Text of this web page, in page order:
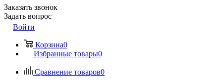
Заказать звонок
Задать вопрос
Войти
Корзина0
Избранные товары0
Сравнение товаров0